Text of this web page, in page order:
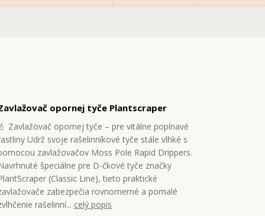
opornej tyče Plantscraper
Zavlažovač opornej tyče – pre vitálne popínavé
Udrž svoje rašelinníkové tyče stále vlhké s
zavlažovačov Moss Pole Rapid Drippers.
špeciálne pre D-čkové tyče značky
(Classic Line), tieto praktické
zabezpečia rovnomerné a pomalé
rašelinní... celý popis